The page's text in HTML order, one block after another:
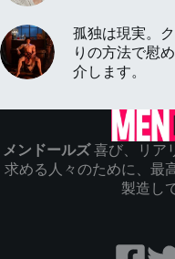
孤独は現実。
りの方法で慰
介します。
メンドールズ喜び、リア
求める人々のために、最
製造し